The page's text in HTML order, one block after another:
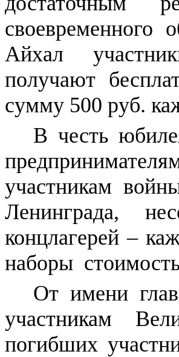
своевременного
Айхал
получают
сумму 500 руб.
В честь
участникам
Ленинграда,
концлагерей –
наборы
От имени
участникам
погибших